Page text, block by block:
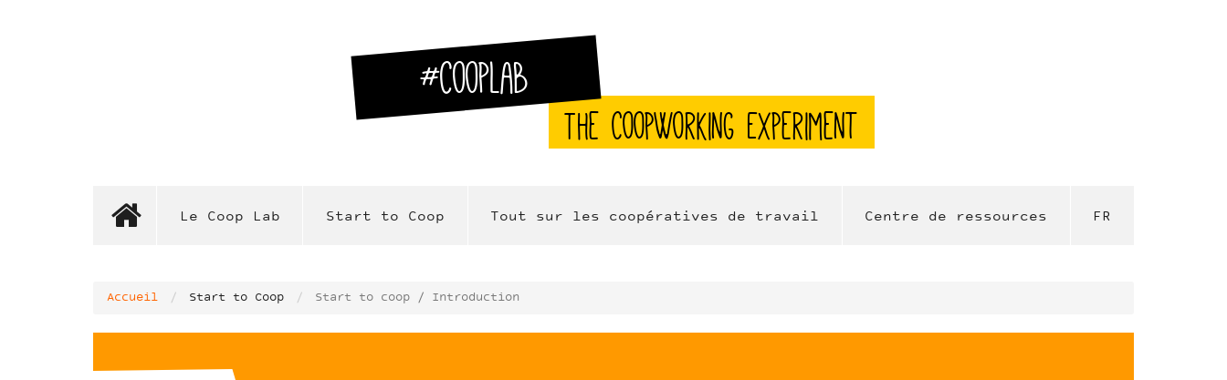
#CoopLab
The CoopWorking Experiment
Le Coop Lab Start to Coop Tout sur les coopératives de travail Centre de ressources FR
Accueil Start to Coop Start to coop / Introduction